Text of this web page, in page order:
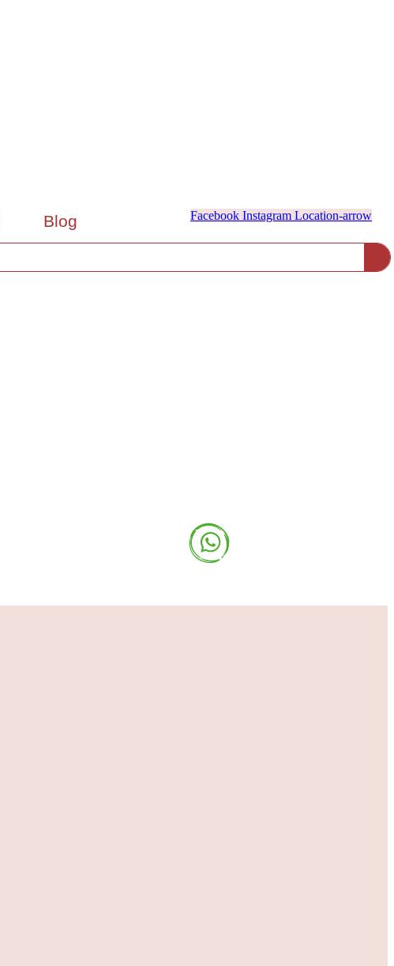
Facebook Instagram Location-arrow
Blog